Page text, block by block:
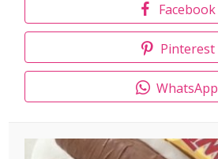
Facebook
Pinterest
WhatsApp